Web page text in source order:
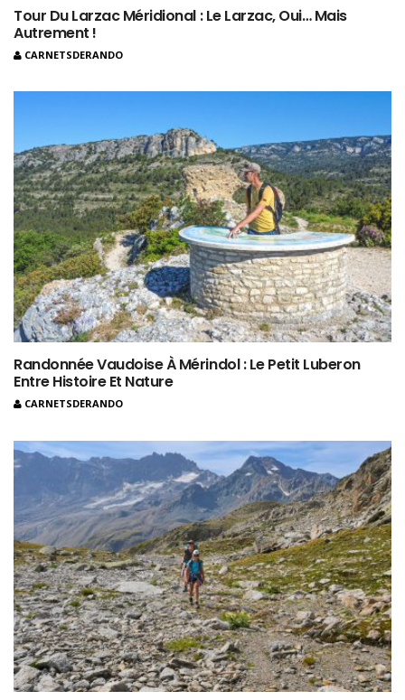
Tour Du Larzac Méridional : Le Larzac, Oui… Mais
Autrement !
CARNETSDERANDO
Randonnée Vaudoise À Mérindol : Le Petit Luberon
Entre Histoire Et Nature
CARNETSDERANDO